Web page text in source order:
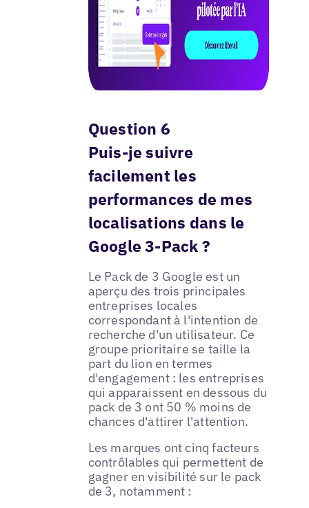
Question 6
Puis-je suivre
facilement les
performances de mes
localisations dans le
Google 3-Pack ?
Le Pack de 3 Google est un
aperçu des trois principales
entreprises locales
correspondant à l'intention de
recherche d'un utilisateur. Ce
groupe prioritaire se taille la
part du lion en termes
d'engagement : les entreprises
qui apparaissent en dessous du
pack de 3 ont 50 % moins de
chances d'attirer l'attention.
Les marques ont cinq facteurs
contrôlables qui permettent de
gagner en visibilité sur le pack
de 3, notamment :